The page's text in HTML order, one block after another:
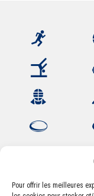
Pour offrir les meilleures